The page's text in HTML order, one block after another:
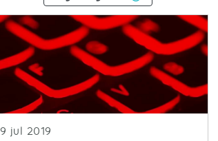
de publicacion
jul 2019